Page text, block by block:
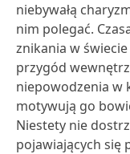
niebywałą
nim polegać.
znikania w
przygód
niepowodzenia w
motywują go
Niestety nie
pojawiających się